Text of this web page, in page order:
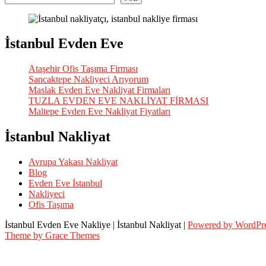
İstanbul Evden Eve
Ataşehir Ofis Taşıma Firması
Sancaktepe Nakliyeci Arıyorum
Maslak Evden Eve Nakliyat Firmaları
TUZLA EVDEN EVE NAKLİYAT FİRMASI
Maltepe Evden Eve Nakliyat Fiyatları
İstanbul Nakliyat
Avrupa Yakası Nakliyat
Blog
Evden Eve İstanbul
Nakliyeci
Ofis Taşıma
İstanbul Evden Eve Nakliye | İstanbul Nakliyat | Powered by
Theme by Grace Themes